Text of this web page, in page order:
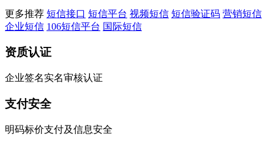
更多推荐 短信接口 短信平台 视频短信 短信验证码 营销短信
企业短信 106短信平台 国际短信
资质认证
企业签名实名审核认证
支付安全
明码标价支付及信息安全